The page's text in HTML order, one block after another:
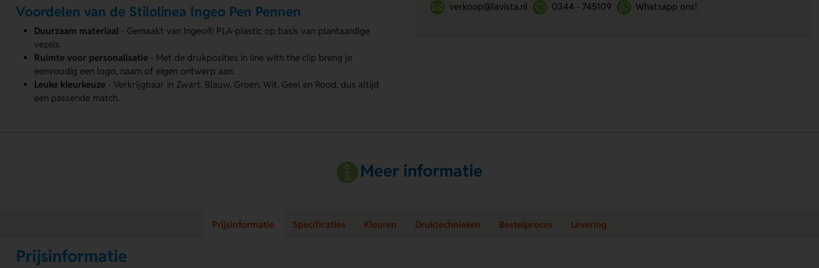
Voordelen van de Stilolinea Ingeo Pen Pennen
Duurzaam materiaal - Gemaakt van Ingeo® PLA-plastic op basis van plantaardige
vezels.
Ruimte voor personalisatie - Met de drukposities in line with the clip breng je
eenvoudig een logo, naam of eigen ontwerp aan.
Leuke kleurkeuze - Verkrijgbaar in Zwart, Blauw, Groen, Wit, Geel en Rood, dus altijd
een passende match.
verkoop@lavista.nl
0344 - 745109 Whatsapp ons!
Meer informatie
Prijsinformatie Specificaties Kleuren Druktechnieken Bestelproces Levering
Prijsinformatie